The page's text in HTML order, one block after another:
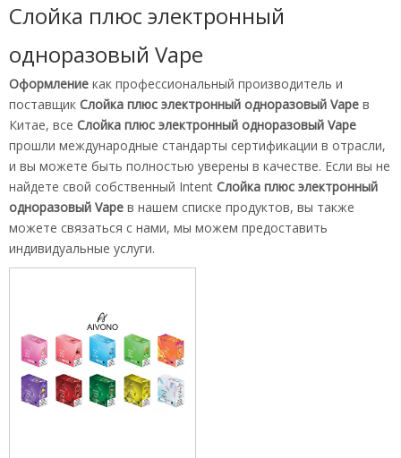
Слойка плюс электронный
одноразовый Vape
Оформление как профессиональный производитель и
поставщик Слойка плюс электронный одноразовый Vape в
Китае, все Слойка плюс электронный одноразовый Vape
прошли международные стандарты сертификации в отрасли,
и вы можете быть полностью уверены в качестве. Если вы не
найдете свой собственный Intent Слойка плюс электронный
одноразовый Vape в нашем списке продуктов, вы также
можете связаться с нами, мы можем предоставить
индивидуальные услуги.